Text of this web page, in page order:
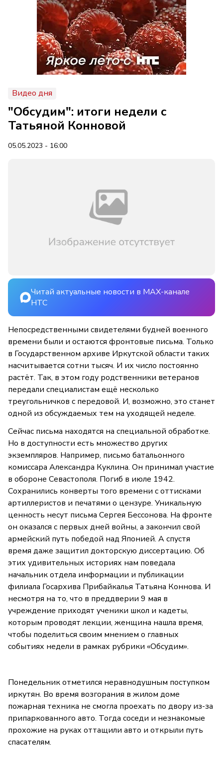
Видео дня
"Обсудим": итоги недели с
Татьяной Конновой
05.05.2023 - 16:00
Читай актуальные новости в MAX-канале
НТС
Непосредственными свидетелями будней военного
времени были и остаются фронтовые письма. Только
в Государственном архиве Иркутской области таких
насчитывается сотни тысяч. И их число постоянно
растёт. Так, в этом году родственники ветеранов
передали специалистам ещё несколько
треугольничков с передовой. И, возможно, это станет
одной из обсуждаемых тем на уходящей неделе.
Сейчас письма находятся на специальной обработке.
Но в доступности есть множество других
экземпляров. Например, письмо батальонного
комиссара Александра Куклина. Он принимал участие
в обороне Севастополя. Погиб в июле 1942.
Сохранились конверты того времени с оттисками
артиллеристов и печатями о цензуре. Уникальную
ценность несут письма Сергея Бессонова. На фронте
он оказался с первых дней войны, а закончил свой
армейский путь победой над Японией. А спустя
время даже защитил докторскую диссертацию. Об
этих удивительных историях нам поведала
начальник отдела информации и публикации
филиала Госархива Прибайкалья Татьяна Коннова. И
несмотря на то, что в преддверии 9 мая в
учреждение приходят ученики школ и кадеты,
которым проводят лекции, женщина нашла время,
чтобы поделиться своим мнением о главных
событиях недели в рамках рубрики «Обсудим».
Понедельник отметился неравнодушным поступком
иркутян. Во время возгорания в жилом доме
пожарная техника не смогла проехать по двору из-за
припаркованного авто. Тогда соседи и незнакомые
прохожие на руках оттащили авто и открыли путь
спасателям.